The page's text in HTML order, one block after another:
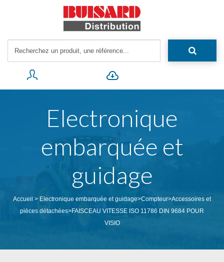
Electronique
embarquée et
guidage
Accueil > Electronique embarquée et guidage>Compteur>Accessoires et
pièces détachées>FAISCEAU VITESSE ISO 11786 DIN 9684 POUR
VISIO